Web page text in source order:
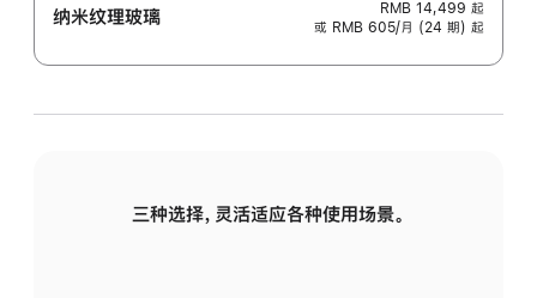
纳米纹理玻璃 RMB 14,499 起
或 RMB 605/月 (24 期) 起
三种选择，灵活适应各种使用场景。